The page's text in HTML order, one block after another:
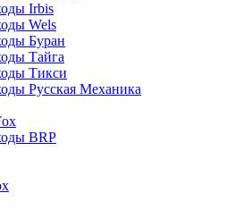
Irbis
Wels
Буран
Тайга
Тикси
Русская Механика
BRP